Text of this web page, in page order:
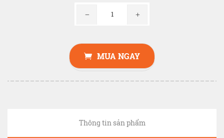
MUA NGAY
Thông tin sản phẩm